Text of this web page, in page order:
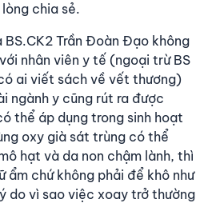
chia sẻ.
BS.CK2 Trần Đoàn Đạo không
nhân viên y tế (ngoại trừ BS
ai viết sách về vết thương)
ngành y cũng rút ra được
thể áp dụng trong sinh hoạt
oxy già sát trùng có thể
hạt và da non chậm lành, thì
ẩm chứ không phải để khô như
do vì sao việc xoay trở thường